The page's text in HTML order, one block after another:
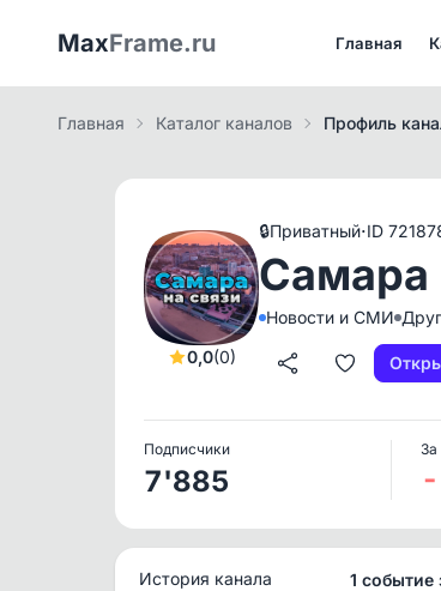
MaxFrame.ru Главная
Главная Каталог каналов Профиль
0,0(0)
🔒Приватный·ID
Самара
Новости и СМИ
Подписчики
7'885
За
История канала 1 событие